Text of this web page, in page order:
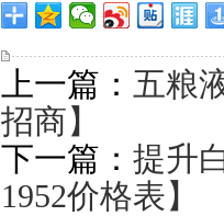
上一篇： 五粮
招商】
下一篇： 提升
1952价格表】